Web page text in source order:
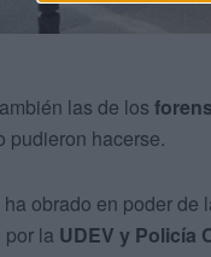
las de los
pudieron hacerse.
obrado en poder
la UDEV y Policía